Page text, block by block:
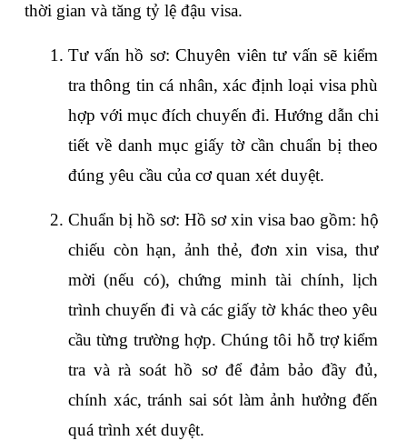
thời gian và tăng tỷ lệ đậu visa.
Tư vấn hồ sơ: Chuyên viên tư vấn sẽ kiểm
tra thông tin cá nhân, xác định loại visa phù
hợp với mục đích chuyến đi. Hướng dẫn chi
tiết về danh mục giấy tờ cần chuẩn bị theo
đúng yêu cầu của cơ quan xét duyệt.
Chuẩn bị hồ sơ: Hồ sơ xin visa bao gồm: hộ
chiếu còn hạn, ảnh thẻ, đơn xin visa, thư
mời (nếu có), chứng minh tài chính, lịch
trình chuyến đi và các giấy tờ khác theo yêu
cầu từng trường hợp. Chúng tôi hỗ trợ kiểm
tra và rà soát hồ sơ để đảm bảo đầy đủ,
chính xác, tránh sai sót làm ảnh hưởng đến
quá trình xét duyệt.